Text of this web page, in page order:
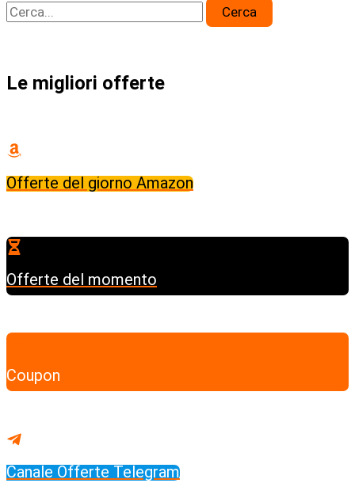
C
c
Le migliori offerte
Offerte del giorno Amazon
Offerte del momento
Coupon
Canale Offerte Telegram